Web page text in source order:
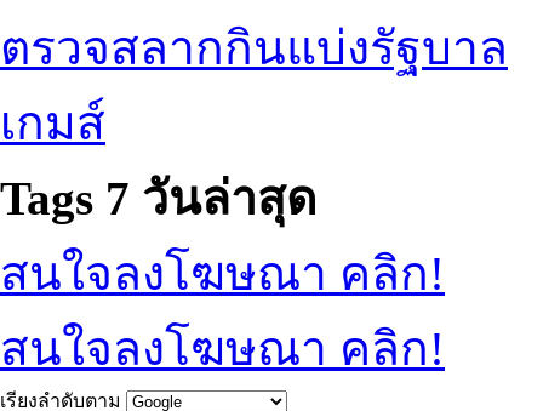
ตรวจสลากกินแบ่งรัฐบาล
เกมส์
Tags 7 วันล่าสุด
สนใจลงโฆษณา คลิก!
สนใจลงโฆษณา คลิก!
เรียงลำดับตาม